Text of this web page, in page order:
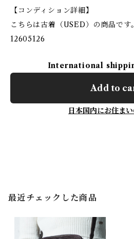
【コンディション詳細】
こちらは古着（USED）の商品です
12605126
International
Add to
日本国内にお住ま
最近チェックした商品